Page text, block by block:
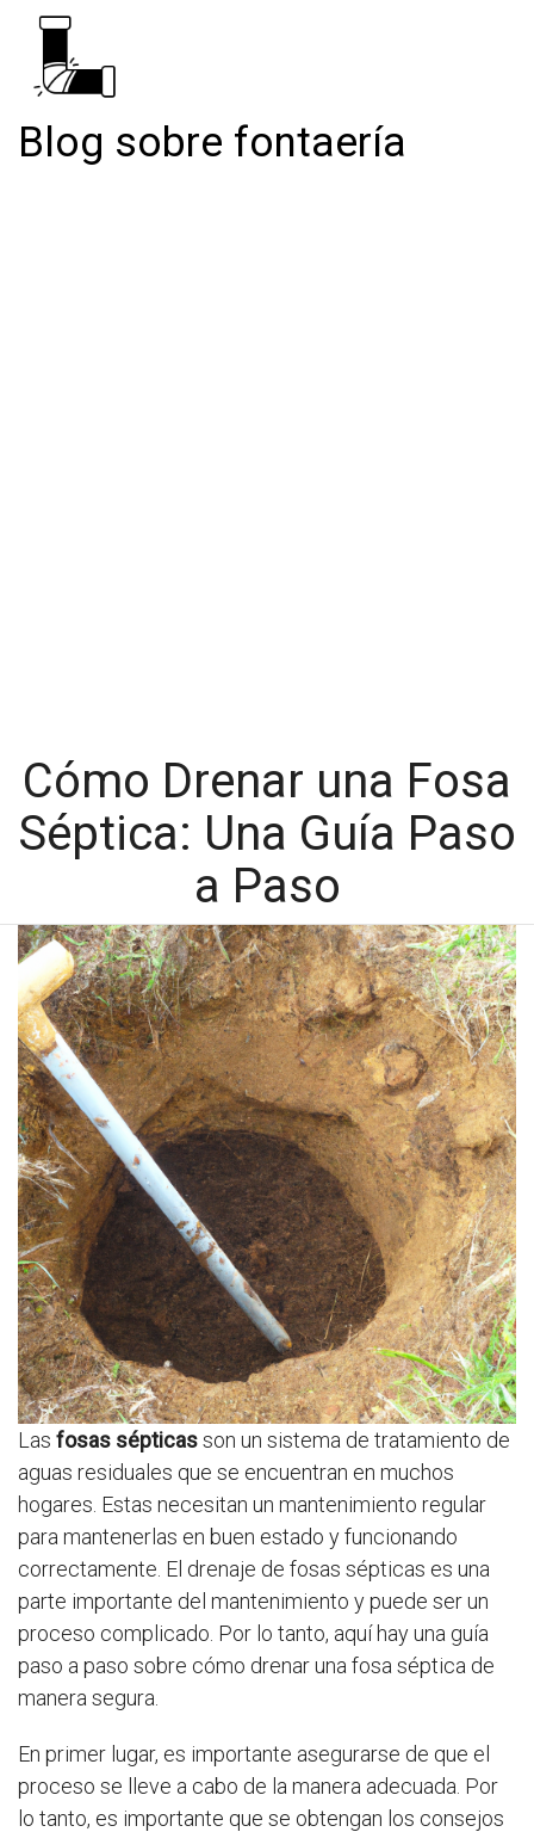
Blog sobre fontaería
Cómo Drenar una Fosa
Séptica: Una Guía Paso
a Paso
Las fosas sépticasson un sistema de tratamiento de
aguas residuales que se encuentran en muchos
hogares. Estas necesitan un mantenimiento regular
para mantenerlas en buen estado y funcionando
correctamente. El drenaje de fosas sépticas es una
parte importante del mantenimiento y puede ser un
proceso complicado. Por lo tanto, aquí hay una guía
paso a paso sobre cómo drenar una fosa séptica de
manera segura.
En primer lugar, es importante asegurarse de que el
proceso se lleve a cabo de la manera adecuada. Por
lo tanto, es importante que se obtengan los consejos